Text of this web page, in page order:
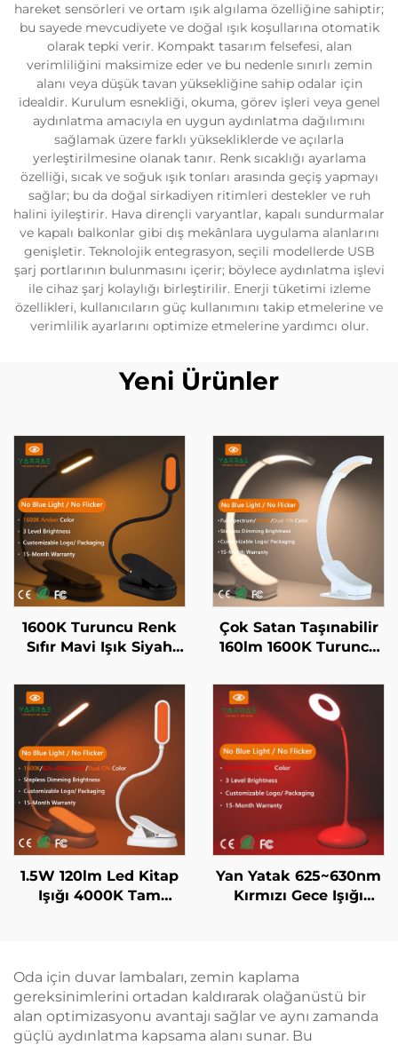
hareket sensörleri ve ortam ışık algılama özelliğine sahiptir;
bu sayede mevcudiyete ve doğal ışık koşullarına otomatik
olarak tepki verir. Kompakt tasarım felsefesi, alan
verimliliğini maksimize eder ve bu nedenle sınırlı zemin
alanı veya düşük tavan yüksekliğine sahip odalar için
idealdir. Kurulum esnekliği, okuma, görev işleri veya genel
aydınlatma amacıyla en uygun aydınlatma dağılımını
sağlamak üzere farklı yüksekliklerde ve açılarla
yerleştirilmesine olanak tanır. Renk sıcaklığı ayarlama
özelliği, sıcak ve soğuk ışık tonları arasında geçiş yapmayı
sağlar; bu da doğal sirkadiyen ritimleri destekler ve ruh
halini iyileştirir. Hava dirençli varyantlar, kapalı sundurmalar
ve kapalı balkonlar gibi dış mekânlara uygulama alanlarını
genişletir. Teknolojik entegrasyon, seçili modellerde USB
şarj portlarının bulunmasını içerir; böylece aydınlatma işlevi
ile cihaz şarj kolaylığı birleştirilir. Enerji tüketimi izleme
özellikleri, kullanıcıların güç kullanımını takip etmelerine ve
verimlilik ayarlarını optimize etmelerine yardımcı olur.
Yeni Ürünler
1600K Turuncu Renk
Sıfır Mavi Işık Siyah
Çok Satan Taşınabilir
160lm 1600K Turuncu
Renk Mavi Işık ve
Flicker Yok Beyaz
Cisim LED Kitap Işığı
1.5W 120lm Led Kitap
Işığı 4000K Tam
Işığı
Yan Yatak 625~630nm
Kırmızı Gece Işığı
Kablosuz Kullanım 18
Saat
Oda için duvar lambaları, zemin kaplama
gereksinimlerini ortadan kaldırarak olağanüstü bir
alan optimizasyonu avantajı sağlar ve aynı zamanda
güçlü aydınlatma kapsama alanı sunar. Bu